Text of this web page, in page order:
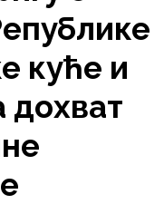
куће и
дохват